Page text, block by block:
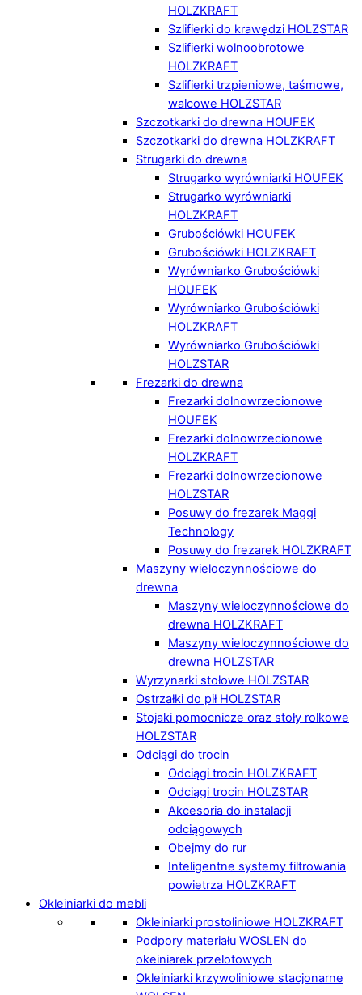
HOLZKRAFT
Szlifierki do krawędzi HOLZSTAR
Szlifierki wolnoobrotowe
HOLZKRAFT
Szlifierki trzpieniowe, taśmowe,
walcowe HOLZSTAR
Szczotkarki do drewna HOUFEK
Szczotkarki do drewna HOLZKRAFT
Strugarki do drewna
Strugarko wyrówniarki HOUFEK
Strugarko wyrówniarki
HOLZKRAFT
Grubościówki HOUFEK
Grubościówki HOLZKRAFT
Wyrówniarko Grubościówki
HOUFEK
Wyrówniarko Grubościówki
HOLZKRAFT
Wyrówniarko Grubościówki
HOLZSTAR
Frezarki do drewna
Frezarki dolnowrzecionowe
HOUFEK
Frezarki dolnowrzecionowe
HOLZKRAFT
Frezarki dolnowrzecionowe
HOLZSTAR
Posuwy do frezarek Maggi
Technology
Posuwy do frezarek HOLZKRAFT
Maszyny wieloczynnościowe do
drewna
Maszyny wieloczynnościowe do
drewna HOLZKRAFT
Maszyny wieloczynnościowe do
drewna HOLZSTAR
Wyrzynarki stołowe HOLZSTAR
Ostrzałki do pił HOLZSTAR
Stojaki pomocnicze oraz stoły rolkowe
HOLZSTAR
Odciągi do trocin
Odciągi trocin HOLZKRAFT
Odciągi trocin HOLZSTAR
Akcesoria do instalacji
odciągowych
Obejmy do rur
Inteligentne systemy filtrowania
powietrza HOLZKRAFT
Okleiniarki do mebli
Okleiniarki prostoliniowe HOLZKRAFT
Podpory materiału WOSLEN do
okeiniarek przelotowych
Okleiniarki krzywoliniowe stacjonarne